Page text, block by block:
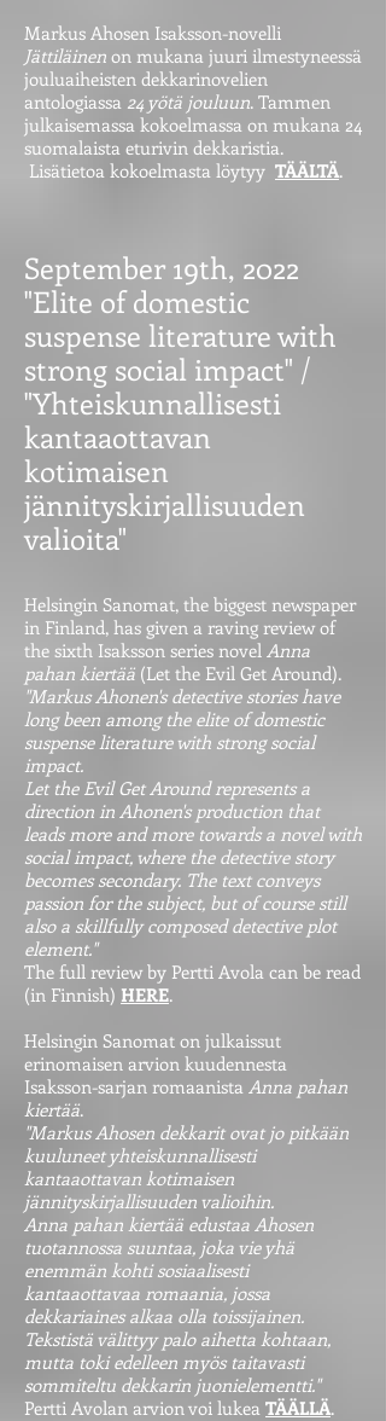
Markus Ahosen Isaksson-novelli
Jättiläinen on mukana juuri ilmestyneessä
jouluaiheisten dekkarinovelien
antologiassa 24 yötä jouluun. Tammen
julkaisemassa kokoelmassa on mukana 24
suomalaista eturivin dekkaristia.
Lisätietoa kokoelmasta löytyy TÄÄLTÄ.
September 19th, 2022
"Elite of domestic
suspense literature with
strong social impact" /
"Yhteiskunnallisesti
kantaaottavan
kotimaisen
jännityskirjallisuuden
valioita"
Helsingin Sanomat, the biggest newspaper
in Finland, has given a raving review of
the sixth Isaksson series novel Anna
pahan kiertää (Let the Evil Get Around).
"Markus Ahonen's detective stories have
long been among the elite of domestic
suspense literature with strong social
impact.
Let the Evil Get Around represents a
direction in Ahonen's production that
leads more and more towards a novel with
social impact, where the detective story
becomes secondary. The text conveys
passion for the subject, but of course still
also a skillfully composed detective plot
element."
The full review by Pertti Avola can be read
(in Finnish) HERE.
Helsingin Sanomat on julkaissut
erinomaisen arvion kuudennesta
Isaksson-sarjan romaanista Anna pahan
kiertää.
"Markus Ahosen dekkarit ovat jo pitkään
kuuluneet yhteiskunnallisesti
kantaaottavan kotimaisen
jännityskirjallisuuden valioihin.
Anna pahan kiertää edustaa Ahosen
tuotannossa suuntaa, joka vie yhä
enemmän kohti sosiaalisesti
kantaaottavaa romaania, jossa
dekkariaines alkaa olla toissijainen.
Tekstistä välittyy palo aihetta kohtaan,
mutta toki edelleen myös taitavasti
sommiteltu dekkarin juonielementti."
Pertti Avolan arvion voi lukea TÄÄLLÄ.